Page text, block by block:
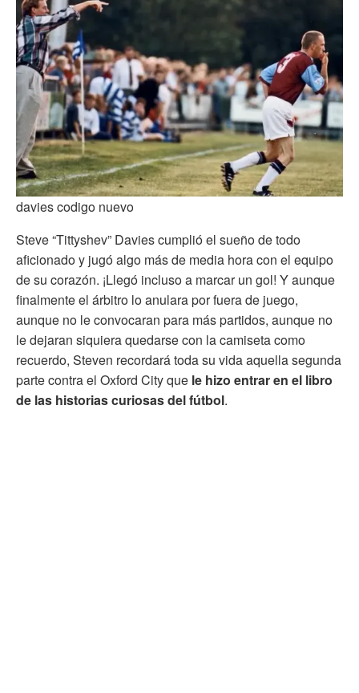
davies codigo nuevo
Steve “Tittyshev” Davies cumplió el sueño de todo
aficionado y jugó algo más de media hora con el equipo
de su corazón. ¡Llegó incluso a marcar un gol! Y aunque
finalmente el árbitro lo anulara por fuera de juego,
aunque no le convocaran para más partidos, aunque no
le dejaran siquiera quedarse con la camiseta como
recuerdo, Steven recordará toda su vida aquella segunda
parte contra el Oxford City que le hizo entrar en el libro
de las historias curiosas del fútbol.